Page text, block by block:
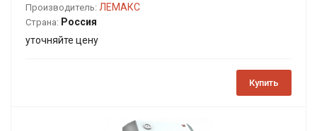
Производитель: ЛЕМАКС
Страна: Россия
уточняйте цену
Купить